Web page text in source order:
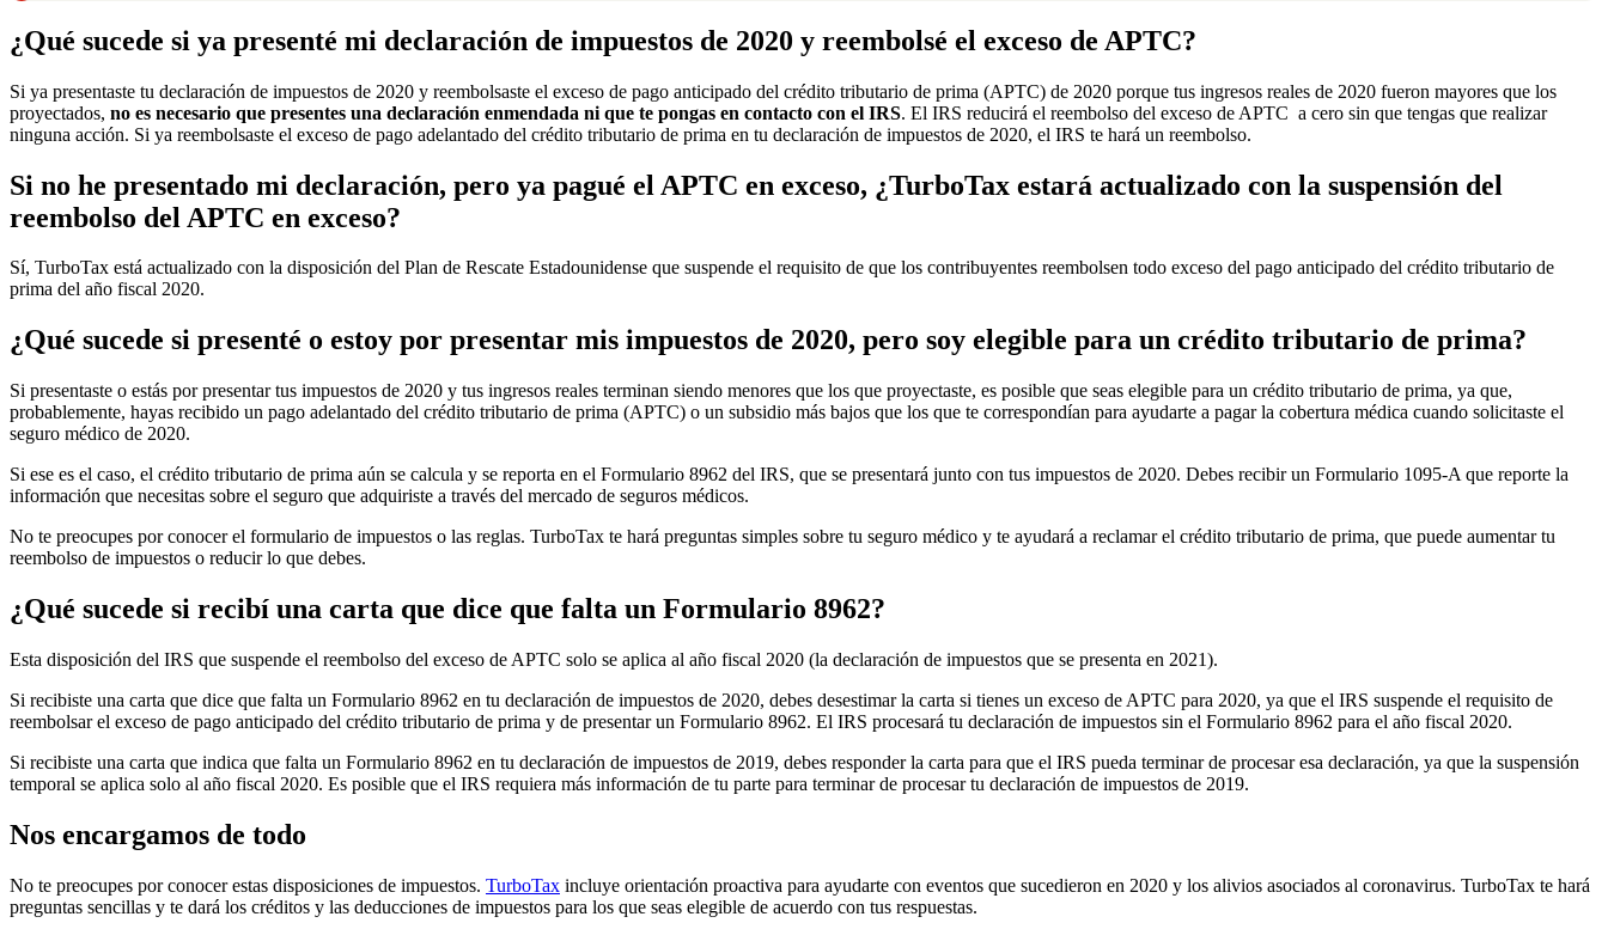
¿Qué sucede si ya presenté mi declaración de impuestos de 2020 y reembolsé el exceso de APTC?
Si ya presentaste tu declaración de impuestos de 2020 y reembolsaste el exceso de pago anticipado del crédito tributario de prima (APTC) de 2020 porque tus ingresos reales de 2020 fueron mayores que los
proyectados, no es necesario que presentes una declaración enmendada ni que te pongas en contacto con el IRS. El IRS reducirá el reembolso del exceso de APTC a cero sin que tengas que realizar
ninguna acción. Si ya reembolsaste el exceso de pago adelantado del crédito tributario de prima en tu declaración de impuestos de 2020, el IRS te hará un reembolso.
Si no he presentado mi declaración, pero ya pagué el APTC en exceso, ¿TurboTax estará actualizado con la suspensión del
reembolso del APTC en exceso?
Sí, TurboTax está actualizado con la disposición del Plan de Rescate Estadounidense que suspende el requisito de que los contribuyentes reembolsen todo exceso del pago anticipado del crédito tributario de
prima del año fiscal 2020.
¿Qué sucede si presenté o estoy por presentar mis impuestos de 2020, pero soy elegible para un crédito tributario de prima?
Si presentaste o estás por presentar tus impuestos de 2020 y tus ingresos reales terminan siendo menores que los que proyectaste, es posible que seas elegible para un crédito tributario de prima, ya que,
probablemente, hayas recibido un pago adelantado del crédito tributario de prima (APTC) o un subsidio más bajos que los que te correspondían para ayudarte a pagar la cobertura médica cuando solicitaste el
seguro médico de 2020.
Si ese es el caso, el crédito tributario de prima aún se calcula y se reporta en el Formulario 8962 del IRS, que se presentará junto con tus impuestos de 2020. Debes recibir un Formulario 1095-A que reporte la
información que necesitas sobre el seguro que adquiriste a través del mercado de seguros médicos.
No te preocupes por conocer el formulario de impuestos o las reglas. TurboTax te hará preguntas simples sobre tu seguro médico y te ayudará a reclamar el crédito tributario de prima, que puede aumentar tu
reembolso de impuestos o reducir lo que debes.
¿Qué sucede si recibí una carta que dice que falta un Formulario 8962?
Esta disposición del IRS que suspende el reembolso del exceso de APTC solo se aplica al año fiscal 2020 (la declaración de impuestos que se presenta en 2021).
Si recibiste una carta que dice que falta un Formulario 8962 en tu declaración de impuestos de 2020, debes desestimar la carta si tienes un exceso de APTC para 2020, ya que el IRS suspende el requisito de
reembolsar el exceso de pago anticipado del crédito tributario de prima y de presentar un Formulario 8962. El IRS procesará tu declaración de impuestos sin el Formulario 8962 para el año fiscal 2020.
Si recibiste una carta que indica que falta un Formulario 8962 en tu declaración de impuestos de 2019, debes responder la carta para que el IRS pueda terminar de procesar esa declaración, ya que la suspensión
temporal se aplica solo al año fiscal 2020. Es posible que el IRS requiera más información de tu parte para terminar de procesar tu declaración de impuestos de 2019.
Nos encargamos de todo
No te preocupes por conocer estas disposiciones de impuestos. TurboTax incluye orientación proactiva para ayudarte con eventos que sucedieron en 2020 y los alivios asociados al coronavirus. TurboTax te hará
preguntas sencillas y te dará los créditos y las deducciones de impuestos para los que seas elegible de acuerdo con tus respuestas.